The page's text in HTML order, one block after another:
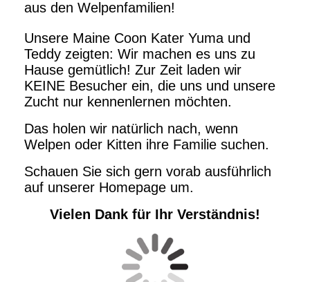
aus den Welpenfamilien!
Unsere Maine Coon Kater Yuma und
Teddy zeigten: Wir machen es uns zu
Hause gemütlich! Zur Zeit laden wir
KEINE Besucher ein, die uns und unsere
Zucht nur kennenlernen möchten.
Das holen wir natürlich nach, wenn
Welpen oder Kitten ihre Familie suchen.
Schauen Sie sich gern vorab ausführlich
auf unserer Homepage um.
Vielen Dank für Ihr Verständnis!